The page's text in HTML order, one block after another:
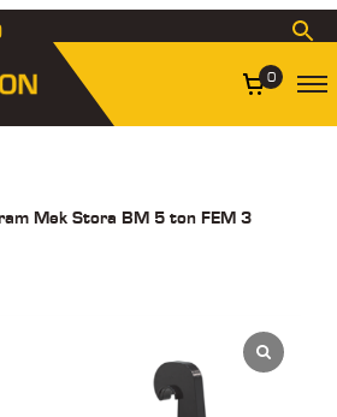
0
Mek Stora BM 5 ton FEM 3